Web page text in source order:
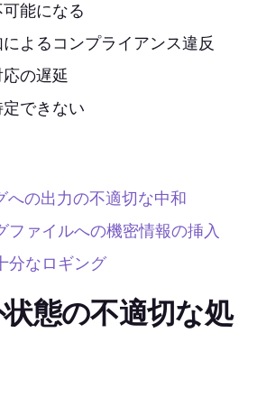
能になる
よるコンプライアンス違反
の遅延
できない
への出力の不適切な中和
ファイルへの機密情報の挿入
分なロギング
態の不適切な処